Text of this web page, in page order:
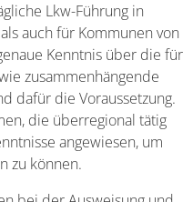
Lkw-Führung in
auch für Kommunen von
Kenntnis über die für
zusammenhängende
dafür die Voraussetzung.
die überregional tätig
angewiesen, um
zu können.